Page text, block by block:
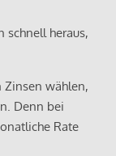
schnell heraus,
wählen,
Denn bei
Rate